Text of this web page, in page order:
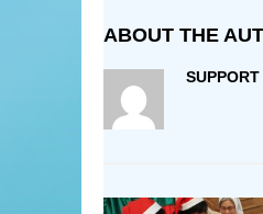
ABOUT THE
SUPPORT